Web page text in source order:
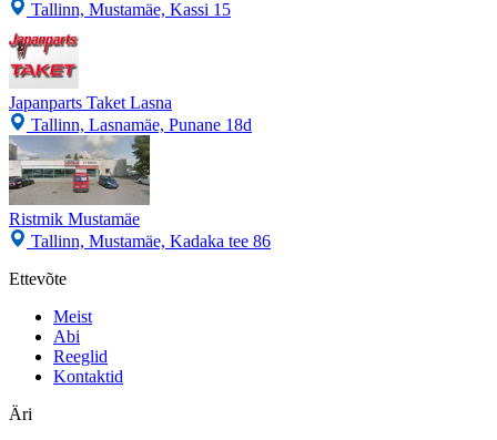
Tallinn, Mustamäe, Kassi 15
Japanparts Taket Lasna
Tallinn, Lasnamäe, Punane 18d
Ristmik Mustamäe
Tallinn, Mustamäe, Kadaka tee 86
Ettevõte
Meist
Abi
Reeglid
Kontaktid
Äri